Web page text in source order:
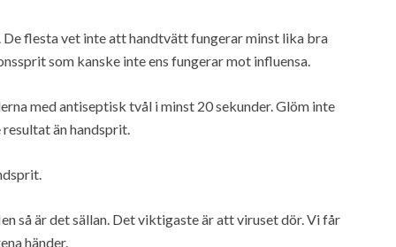
flesta vet inte att handtvätt fungerar minst lika bra
som kanske inte ens fungerar mot influensa.
med antiseptisk tvål i minst 20 sekunder. Glöm inte
än handsprit.
så är det sällan. Det viktigaste är att viruset dör. Vi får
händer.